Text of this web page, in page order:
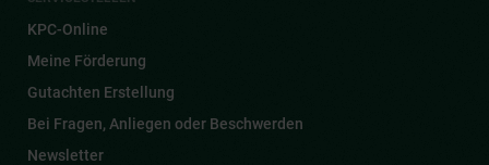
KPC-Online
Meine Förderung
Gutachten Erstellung
Bei Fragen, Anliegen oder Beschwerden
Newsletter